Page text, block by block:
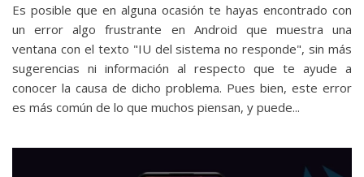
Es posible que en alguna ocasión te hayas encontrado con
un error algo frustrante en Android que muestra una
ventana con el texto "IU del sistema no responde", sin más
sugerencias ni información al respecto que te ayude a
conocer la causa de dicho problema. Pues bien, este error
es más común de lo que muchos piensan, y puede...